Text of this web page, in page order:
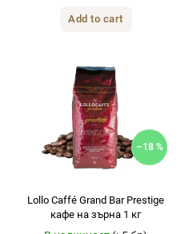
Add to cart
–18 %
Lollo Caffé Grand Bar Prestige
кафе на зърна 1 кг